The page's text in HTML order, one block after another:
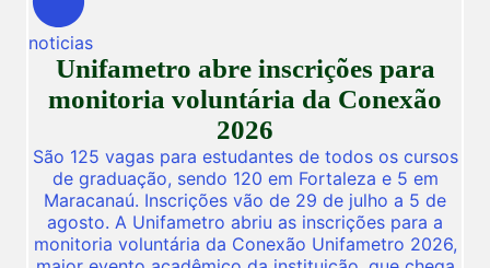
noticias
Unifametro abre inscrições para
monitoria voluntária da Conexão
2026
São 125 vagas para estudantes de todos os cursos
de graduação, sendo 120 em Fortaleza e 5 em
Maracanaú. Inscrições vão de 29 de julho a 5 de
agosto. A Unifametro abriu as inscrições para a
monitoria voluntária da Conexão Unifametro 2026,